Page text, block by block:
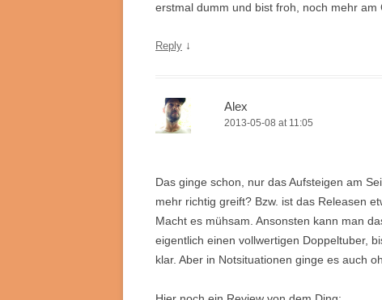
erstmal dumm und bist froh, noch mehr am
Reply ↓
Alex
2013-05-08 at 11:05
Das ginge schon, nur das Aufsteigen am
mehr richtig greift? Bzw. ist das Releasen
Macht es mühsam. Ansonsten kann man
eigentlich einen vollwertigen Doppeltuber,
klar. Aber in Notsituationen ginge es auch